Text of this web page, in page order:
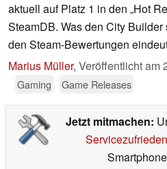
aktuell auf Platz 1 in den „Hot
SteamDB. Was den City
den Steam-Bewertungen
Marius Müller, Veröffentlicht am
Gaming Game Releases
Jetzt mitmachen: